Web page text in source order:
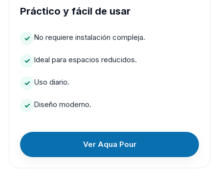
Práctico y fácil de usar
No requiere instalación compleja.
Ideal para espacios reducidos.
Uso diario.
Diseño moderno.
Ver Aqua Pour